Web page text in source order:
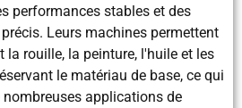
à long
terme
Moyen Moyen
performances stables et des
Leurs machines permettent
la rouille, la peinture, l'huile et les
le matériau de base, ce qui
nombreuses applications de